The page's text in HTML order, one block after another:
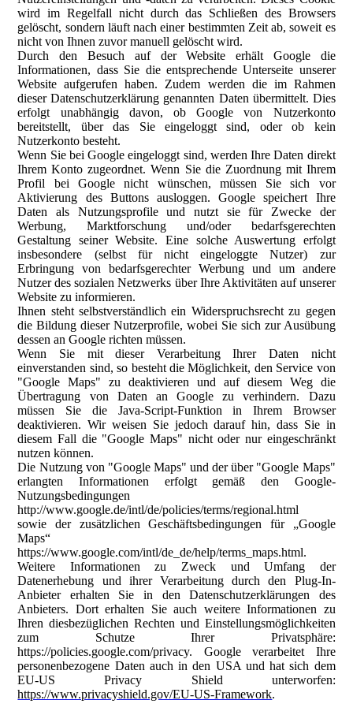
wird im Regelfall nicht durch das Schließen des Browsers
gelöscht, sondern läuft nach einer bestimmten Zeit ab, soweit es
nicht von Ihnen zuvor manuell gelöscht wird.
Durch den Besuch auf der Website erhält Google die
Informationen, dass Sie die entsprechende Unterseite unserer
Website aufgerufen haben. Zudem werden die im Rahmen
dieser Datenschutzerklärung genannten Daten übermittelt. Dies
erfolgt unabhängig davon, ob Google von Nutzerkonto
bereitstellt, über das Sie eingeloggt sind, oder ob kein
Nutzerkonto besteht.
Wenn Sie bei Google eingeloggt sind, werden Ihre Daten direkt
Ihrem Konto zugeordnet. Wenn Sie die Zuordnung mit Ihrem
Profil bei Google nicht wünschen, müssen Sie sich vor
Aktivierung des Buttons ausloggen. Google speichert Ihre
Daten als Nutzungsprofile und nutzt sie für Zwecke der
Werbung, Marktforschung und/oder bedarfsgerechten
Gestaltung seiner Website. Eine solche Auswertung erfolgt
insbesondere (selbst für nicht eingeloggte Nutzer) zur
Erbringung von bedarfsgerechter Werbung und um andere
Nutzer des sozialen Netzwerks über Ihre Aktivitäten auf unserer
Website zu informieren.
Ihnen steht selbstverständlich ein Widerspruchsrecht zu gegen
die Bildung dieser Nutzerprofile, wobei Sie sich zur Ausübung
dessen an Google richten müssen.
Wenn Sie mit dieser Verarbeitung Ihrer Daten nicht
einverstanden sind, so besteht die Möglichkeit, den Service von
"Google Maps" zu deaktivieren und auf diesem Weg die
Übertragung von Daten an Google zu verhindern. Dazu
müssen Sie die Java-Script-Funktion in Ihrem Browser
deaktivieren. Wir weisen Sie jedoch darauf hin, dass Sie in
diesem Fall die "Google Maps" nicht oder nur eingeschränkt
nutzen können.
Die Nutzung von "Google Maps" und der über "Google Maps"
erlangten Informationen erfolgt gemäß den Google-
Nutzungsbedingungen
http://www.google.de/intl/de/policies/terms/regional.html
sowie der zusätzlichen Geschäftsbedingungen für „Google
Maps“
https://www.google.com/intl/de_de/help/terms_maps.html.
Weitere Informationen zu Zweck und Umfang der
Datenerhebung und ihrer Verarbeitung durch den Plug-In-
Anbieter erhalten Sie in den Datenschutzerklärungen des
Anbieters. Dort erhalten Sie auch weitere Informationen zu
Ihren diesbezüglichen Rechten und Einstellungsmöglichkeiten
zum Schutze Ihrer Privatsphäre:
https://policies.google.com/privacy. Google verarbeitet Ihre
personenbezogene Daten auch in den USA und hat sich dem
EU-US Privacy Shield unterworfen:
https://www.privacyshield.gov/EU-US-Framework.